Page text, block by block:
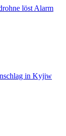
löst Alarm
in Kyjiw